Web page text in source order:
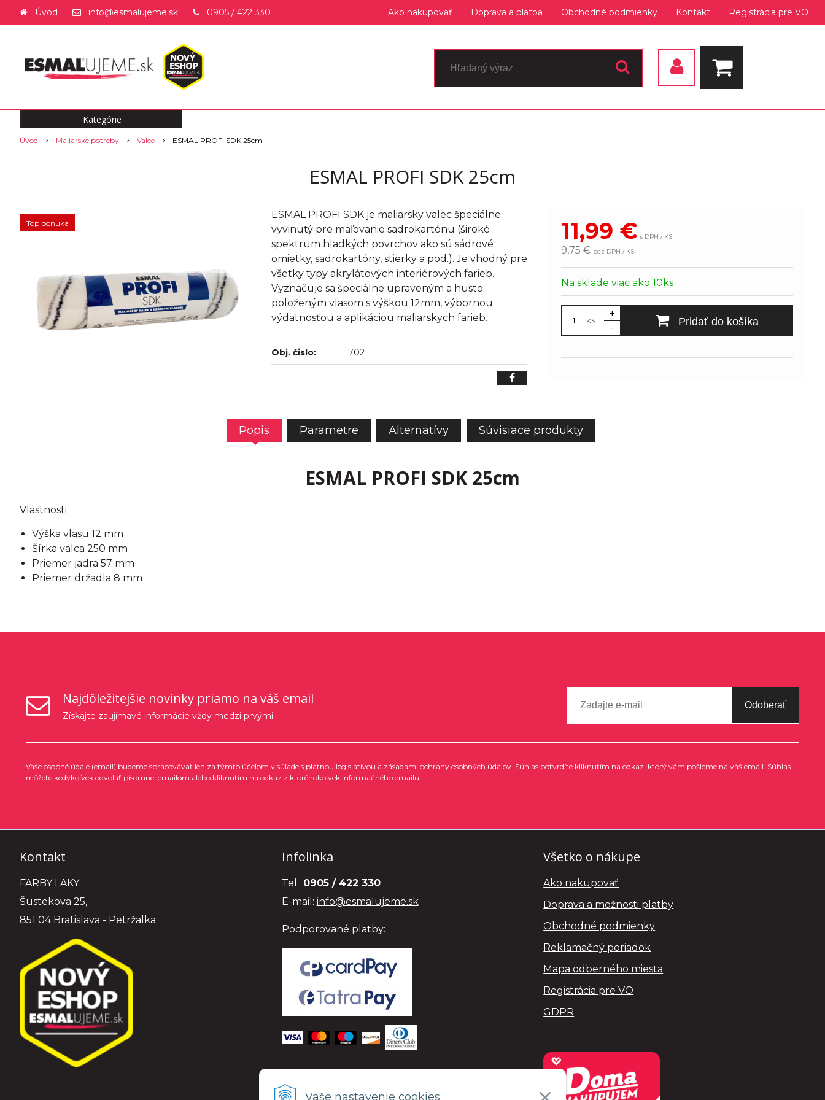
Vaše nastavenie cookies
Úvod info@esmalujeme.sk 0905 / 422 330 Ako nakupovať Doprava a platba Obchodné podmienky Kontakt Registrácia pre VO
Úvod Maliarske potreby Valce ESMAL PROFI SDK 25cm
ESMAL PROFI SDK 25cm
Top ponuka 11,99 € s DPH / KS
9,75 € bez DPH / KS
Na sklade viac ako 10ks
KS
+
-
Pridať do košíka
ESMAL PROFI SDK je maliarsky valec špeciálne
vyvinutý pre maľovanie sadrokartónu (široké
spektrum hladkých povrchov ako sú sádrové
omietky, sadrokartóny, stierky a pod.). Je vhodný pre
všetky typy akrylátových interiérových farieb.
Vyznačuje sa špeciálne upraveným a husto
položeným vlasom s výškou 12mm, výbornou
výdatnosťou a aplikáciou maliarskych farieb.
Obj. čislo: 702
Popis Parametre Alternatívy Súvisiace produkty
ESMAL PROFI SDK 25cm
Vlastnosti
Výška vlasu 12 mm
Šírka valca 250 mm
Priemer jadra 57 mm
Priemer držadla 8 mm
Kategórie
Najdôležitejšie novinky priamo na váš email
Získajte zaujímavé informácie vždy medzi prvými
Odoberať
Vaše osobné údaje (email) budeme spracovávať len za týmto účelom v súlade s platnou legislatívou a zásadami ochrany osobných údajov. Súhlas potvrdíte kliknutím na odkaz, ktorý vám pošleme na váš email. Súhlas
môžete kedykoľvek odvolať písomne, emailom alebo kliknutím na odkaz z ktoréhokoľvek informačného emailu.
Kontakt
FARBY LAKY
Šustekova 25,
851 04 Bratislava - Petržalka
Infolinka
Tel.: 0905 / 422 330
E-mail: info@esmalujeme.sk
Podporované platby:
Všetko o nákupe
Ako nakupovať
Doprava a možnosti platby
Obchodné podmienky
Reklamačný poriadok
Mapa odberného miesta
Registrácia pre VO
GDPR